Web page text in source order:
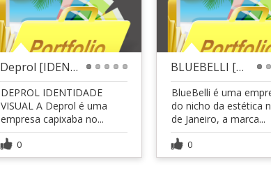
Deprol [IDENTIDADE VISUAL]
DEPROL IDENTIDADE
VISUAL A Deprol é uma
empresa capixaba no...
0
BLUEBELLI [NAMING + IDENTIDADE VISUAL + BRANDING]
BlueBelli é uma
do nicho da estética
de Janeiro, a marca...
0